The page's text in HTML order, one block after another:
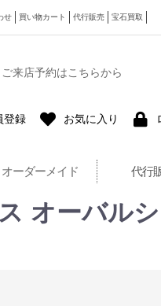
せ 買い物カート 代行販売 宝石買取
ご来店予約はこちらから
登録 お気に入り
オーダーメイド 代行
オーバル